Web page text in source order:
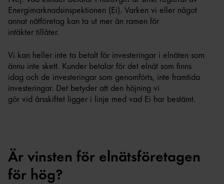
Energimarknadsinspektionen (Ei). Varken vi eller något
annat nätföretag kan ta ut mer än ramen för
intäkter tillåter.
Vi kan heller inte ta betalt för investeringar i elnäten som
ännu inte skett. Kunder betalar för det elnät som finns
idag och de investeringar som genomförts, inte framtida
investeringar. Det betyder att den höjning vi
gör vid årsskiftet ligger i linje med vad Ei har bestämt.
Är vinsten för elnätsföretagen
för hög?